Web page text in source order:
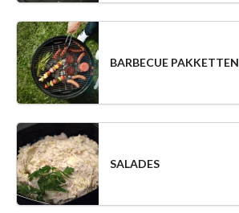
BARBECUE PAKKETTEN
SALADES